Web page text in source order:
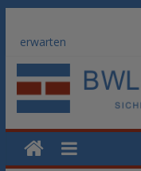
Vom BWL-Studium zur
Rechnungswesen im
Finanzbuchhaltung
KI-Kompetenz im
Datenanalyse
Methoden der
klassische